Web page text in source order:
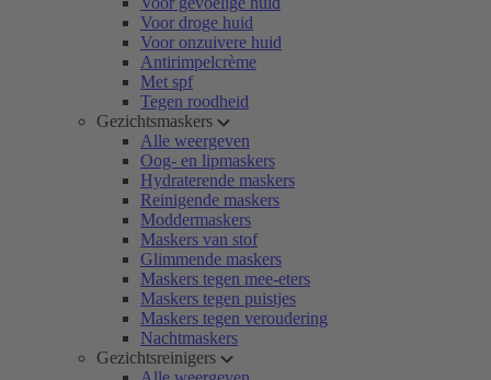
Voor droge huid
Voor onzuivere huid
Antirimpelcrème
Met spf
Tegen roodheid
Gezichtsmaskers
Alle weergeven
Oog- en lipmaskers
Hydraterende maskers
Reinigende maskers
Moddermaskers
Maskers van stof
Glimmende maskers
Maskers tegen mee-eters
Maskers tegen puistjes
Maskers tegen veroudering
Nachtmaskers
Gezichtsreinigers